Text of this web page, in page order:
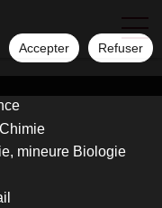
Accepter Refuser
Chimie
mineure Biologie